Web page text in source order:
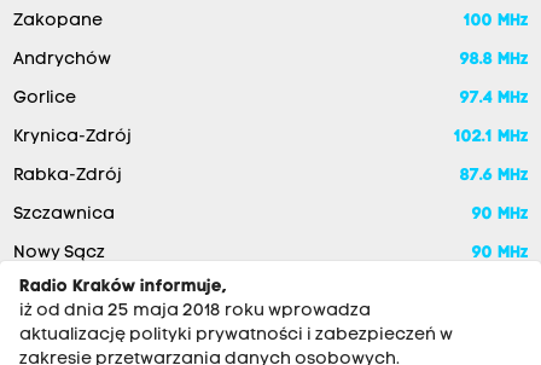
Zakopane 100 MHz
Andrychów 98.8 MHz
Gorlice 97.4 MHz
Krynica-Zdrój 102.1 MHz
Rabka-Zdrój 87.6 MHz
Szczawnica 90 MHz
Nowy Sącz
90 MHz
Radio Kraków informuje,
iż od dnia 25 maja 2018 roku wprowadza
aktualizację polityki prywatności i zabezpieczeń w
zakresie przetwarzania danych osobowych.